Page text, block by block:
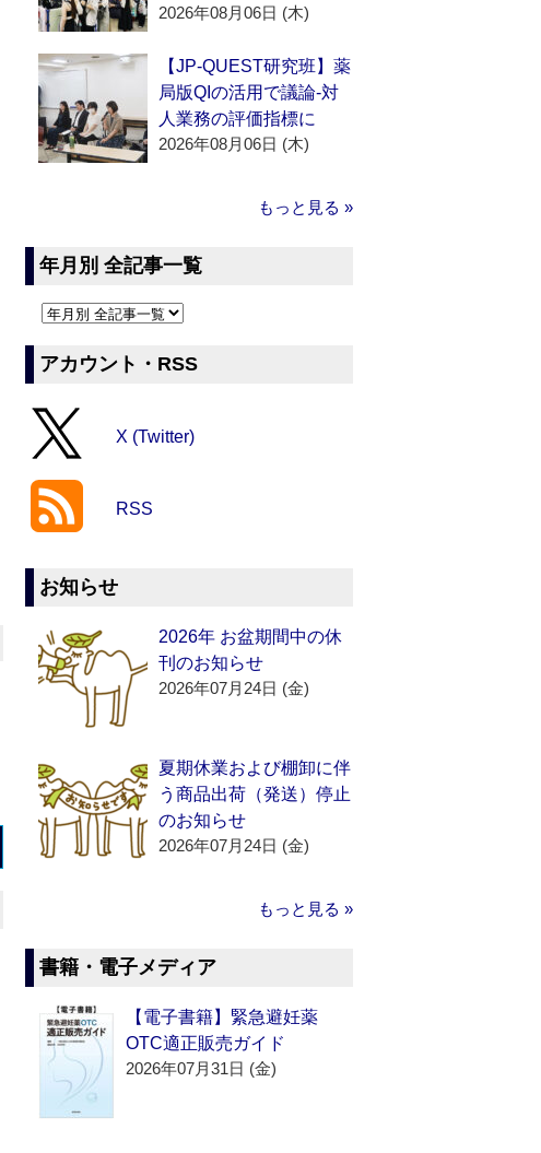
2026年08月06日 (木)
【JP-QUEST研究班】薬
局版QIの活用で議論‐対
人業務の評価指標に
2026年08月06日 (木)
もっと見る »
年月別 全記事一覧
アカウント・RSS
X (Twitter)
RSS
お知らせ
2026年 お盆期間中の休
刊のお知らせ
2026年07月24日 (金)
夏期休業および棚卸に伴
う商品出荷（発送）停止
のお知らせ
2026年07月24日 (金)
もっと見る »
書籍・電子メディア
【電子書籍】緊急避妊薬
OTC適正販売ガイド
2026年07月31日 (金)